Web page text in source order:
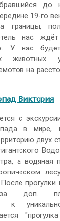
до
19-го
границы,
нас ждёт
У нас
животных
на
Виктория
с
в
двух
а водяная
прогулки
доп.
к